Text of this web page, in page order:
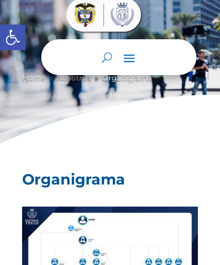
Abrir barra de herramientas
Home 9 Nosotros 9 Organigrama
Organigrama